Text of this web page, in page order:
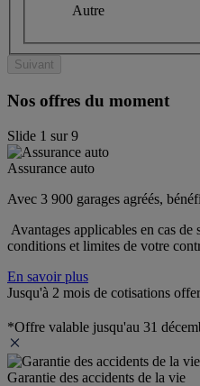
Autre
Suivant
Nos offres du moment
Slide 1 sur9
Assurance auto
Avec 3 900 garages agréés,
Avantages applicables en cas
conditions et limites de votre
En savoir plus
Jusqu'à 2 mois de cotisations
*Offre valable jusqu'au 31
Garantie des accidents de la vie